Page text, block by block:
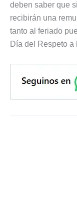
deben saber que
recibirán una
tanto al feriado
Día del Respeto